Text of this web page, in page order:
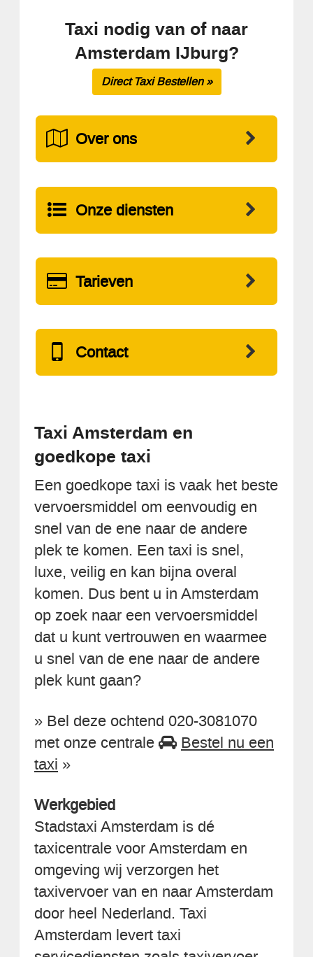
Taxi nodig van of naar
Amsterdam IJburg?
Direct Taxi Bestellen »
Over ons
Onze diensten
Tarieven
Contact
Taxi Amsterdam en
goedkope taxi
Een goedkope taxi is vaak het beste
vervoersmiddel om eenvoudig en
snel van de ene naar de andere
plek te komen. Een taxi is snel,
luxe, veilig en kan bijna overal
komen. Dus bent u in Amsterdam
op zoek naar een vervoersmiddel
dat u kunt vertrouwen en waarmee
u snel van de ene naar de andere
plek kunt gaan?
» Bel deze ochtend 020-3081070
met onze centrale
Bestel nu een
taxi »
Werkgebied
Stadstaxi Amsterdam is dé
taxicentrale voor Amsterdam en
omgeving wij verzorgen het
taxivervoer van en naar Amsterdam
door heel Nederland. Taxi
Amsterdam levert taxi